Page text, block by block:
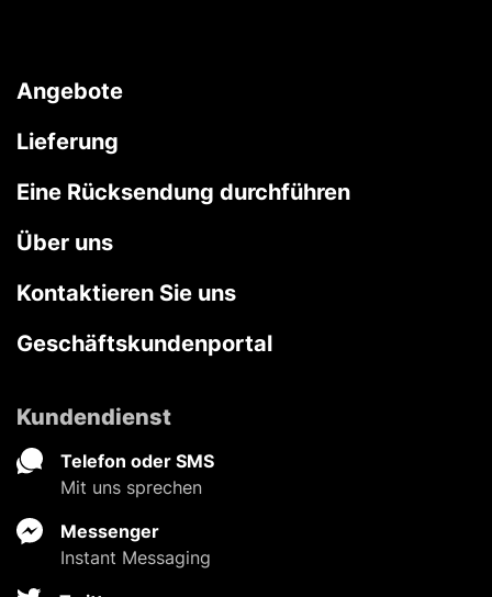
Angebote
Lieferung
Eine Rücksendung durchführen
Über uns
Kontaktieren Sie uns
Geschäftskundenportal
Kundendienst
Telefon oder SMS
Mit uns sprechen
Messenger
Instant Messaging